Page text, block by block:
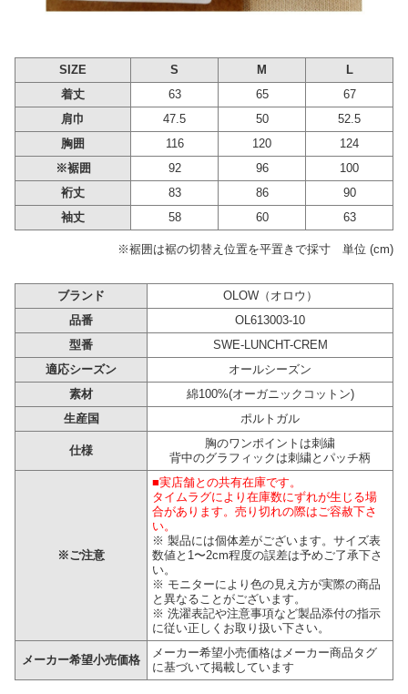
SIZE S M
L
着丈
63 65
67
肩巾
47.5 50
52.5
胸囲
116 120
124
※裾囲
92 96
100
裄丈
83 86
90
袖丈
58 60 63
※裾囲は裾の切替え位置を平置きで採寸 単位 (cm)
ブランド
OLOW（オロウ）
品番
OL613003-10
型番
SWE-LUNCHT-CREM
適応シーズン
オールシーズン
素材
綿100%(オーガニックコットン)
生産国
ポルトガル
仕様
胸のワンポイントは刺繍
背中のグラフィックは刺繍とパッチ柄
※ご注意
■実店舗との共有在庫です。
タイムラグにより在庫数にずれが生じる場
合があります。売り切れの際はご容赦下さ
い。
※ 製品には個体差がございます。サイズ表
数値と1〜2cm程度の誤差は予めご了承下さ
い。
※ モニターにより色の見え方が実際の商品
と異なることがございます。
※ 洗濯表記や注意事項など製品添付の指示
に従い正しくお取り扱い下さい。
メーカー希望小売価格
メーカー希望小売価格はメーカー商品タグ
に基づいて掲載しています